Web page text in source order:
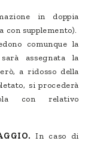
in doppia
con supplemento).
comunque la
assegnata la
a ridosso della
si procederà
con relativo
In caso di